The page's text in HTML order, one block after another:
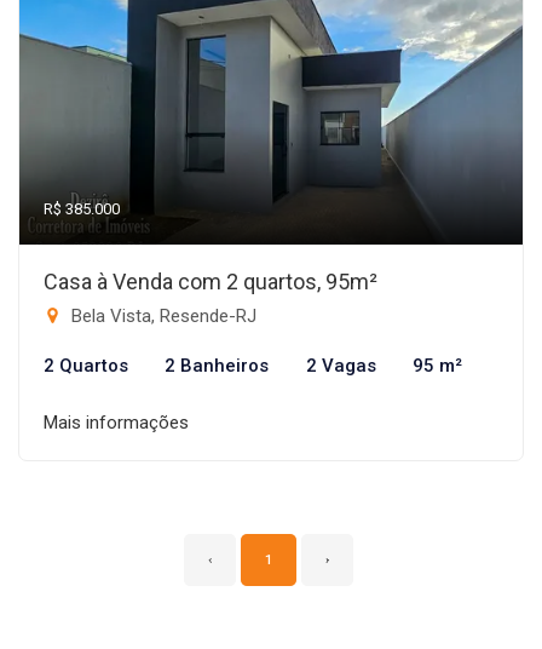
R$ 385.000
Casa à Venda com 2 quartos, 95m²
Bela Vista, Resende-RJ
2 Quartos 2 Banheiros 2 Vagas 95 m²
Mais informações
‹ 1 ›